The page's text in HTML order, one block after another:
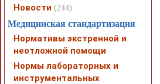
Новости (244)
Медицинская стандартизация
Нормативы экстренной и
неотложной помощи
Нормы лабораторных и
инструментальных